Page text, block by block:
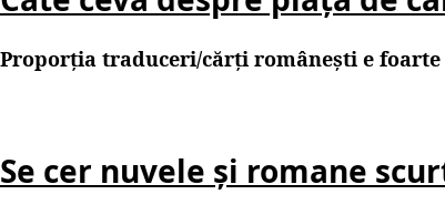
Proporția traduceri/cărți românești e
Se cer nuvele și romane